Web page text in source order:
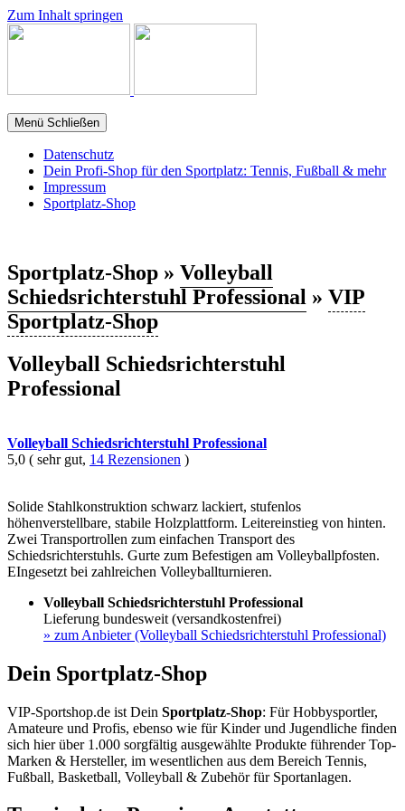
Zum Inhalt springen
Menü Schließen
Datenschutz
Dein Profi-Shop für den Sportplatz: Tennis, Fußball & mehr
Impressum
Sportplatz-Shop
Sportplatz-Shop » Volleyball
Schiedsrichterstuhl Professional » VIP
Sportplatz-Shop
Volleyball Schiedsrichterstuhl
Professional
Volleyball Schiedsrichterstuhl Professional
5,0 ( sehr gut, 14 Rezensionen )
Solide Stahlkonstruktion schwarz lackiert, stufenlos
höhenverstellbare, stabile Holzplattform. Leitereinstieg von hinten.
Zwei Transportrollen zum einfachen Transport des
Schiedsrichterstuhls. Gurte zum Befestigen am Volleyballpfosten.
EIngesetzt bei zahlreichen Volleyballturnieren.
Volleyball Schiedsrichterstuhl Professional
Lieferung bundesweit (versandkostenfrei)
» zum Anbieter (Volleyball Schiedsrichterstuhl Professional)
Dein Sportplatz-Shop
VIP-Sportshop.de ist Dein Sportplatz-Shop: Für Hobbysportler,
Amateure und Profis, ebenso wie für Kinder und Jugendliche finden
sich hier über 1.000 sorgfältig ausgewählte Produkte führender Top-
Marken & Hersteller, im wesentlichen aus dem Bereich Tennis,
Fußball, Basketball, Volleyball & Zubehör für Sportanlagen.